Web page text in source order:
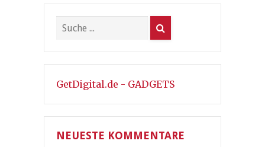
GetDigital.de - GADGETS
NEUESTE KOMMENTARE